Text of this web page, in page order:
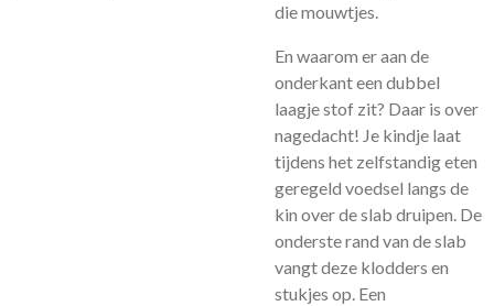
die mouwtjes.
En waarom er aan de
onderkant een dubbel
laagje stof zit? Daar is over
nagedacht! Je kindje laat
tijdens het zelfstandig eten
geregeld voedsel langs de
kin over de slab druipen. De
onderste rand van de slab
vangt deze klodders en
stukjes op. Een